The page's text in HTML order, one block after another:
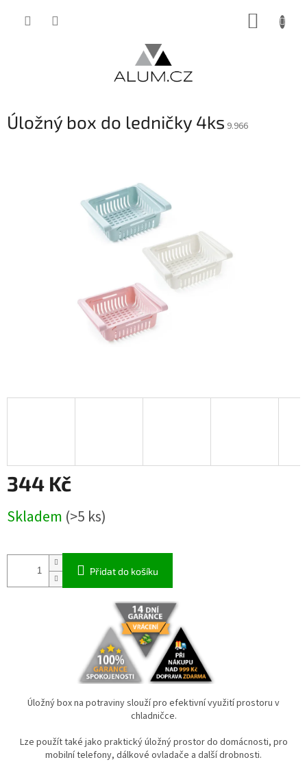
Úložný box do ledničky 4ks 9.966
344 Kč
cena:
Skladem (>5 ks)
Přidat do košíku
Úložný box na potraviny slouží pro efektivní využití prostoru v
chladničce.
Lze použít také jako praktický úložný prostor do domácnosti, pro
mobilní telefony, dálkové ovladače a další drobnosti.